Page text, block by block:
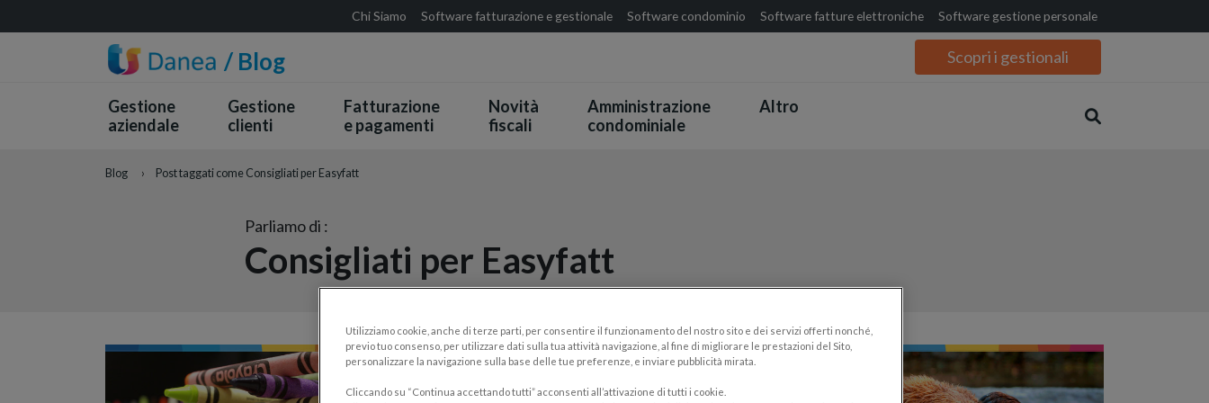
Chi Siamo Software fatturazione e gestionale Software condominio Software fatture elettroniche Software gestione personale
/ Blog Scopri i gestionali
Gestione
aziendale
Gestione
clienti
Fatturazione
e pagamenti
Novità
fiscali
Amministrazione
condominiale
Altro
Blog › Post taggati come Consigliati per Easyfatt
Parliamo di :
Consigliati per Easyfatt
Fatturazione elettronica e Danea
Easyfatt, tutte le risorse
Utilizziamo cookie, anche di terze parti, per consentire il funzionamento del nostro sito e dei servizi offerti nonché,
previo tuo consenso, per utilizzare dati sulla tua attività navigazione, al fine di migliorare le prestazioni del Sito,
personalizzare la navigazione sulla base delle tue preferenze, e inviare pubblicità mirata.
Cliccando su “Continua accettando tutti” acconsenti all’attivazione di tutti i cookie.